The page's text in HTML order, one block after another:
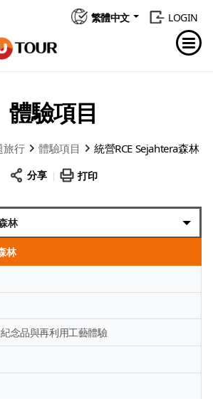
繁體中文 LOGIN
體驗項目
旅行 體驗項目 統營RCE Sejahtera森林
分享 打印
林
林
念品與再利用工藝體驗